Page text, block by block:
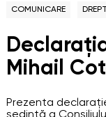
COMUNICARE
Mihail
Prezenta
ședință a